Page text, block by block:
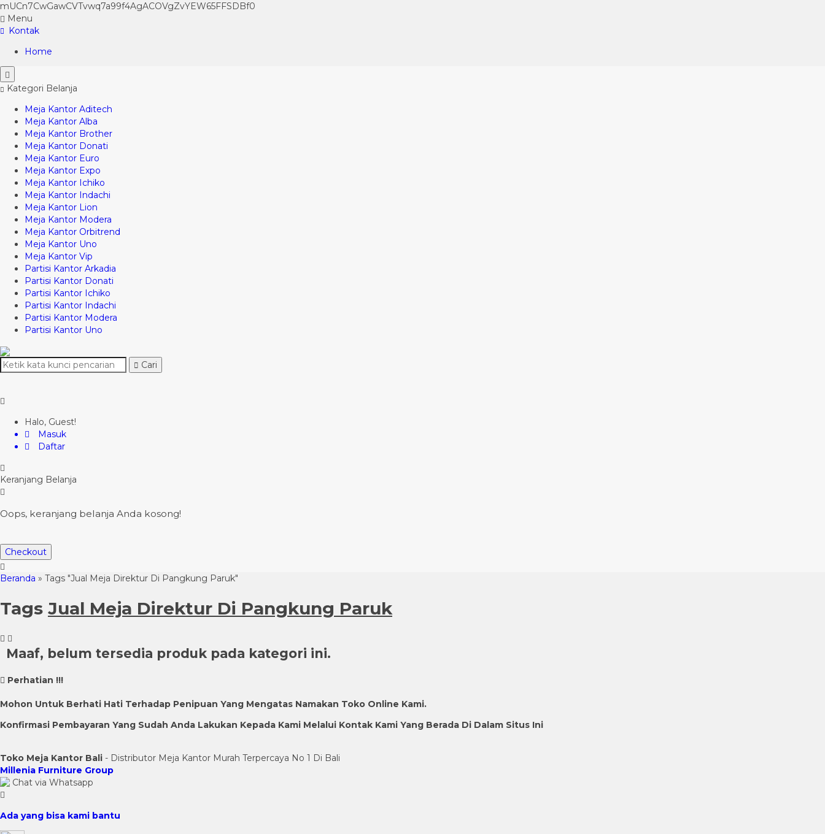
mUCn7CwGawCVTvwq7a99f4AgACOVgZvYEW65FFSDBf0
Menu
Kontak
Home
Kategori Belanja
Meja Kantor Aditech
Meja Kantor Alba
Meja Kantor Brother
Meja Kantor Donati
Meja Kantor Euro
Meja Kantor Expo
Meja Kantor Ichiko
Meja Kantor Indachi
Meja Kantor Lion
Meja Kantor Modera
Meja Kantor Orbitrend
Meja Kantor Uno
Meja Kantor Vip
Partisi Kantor Arkadia
Partisi Kantor Donati
Partisi Kantor Ichiko
Partisi Kantor Indachi
Partisi Kantor Modera
Partisi Kantor Uno
Cari
Halo, Guest!
Masuk
Daftar
Keranjang Belanja
Oops, keranjang belanja Anda kosong!
Checkout
Beranda » Tags "Jual Meja Direktur Di Pangkung Paruk"
Tags Jual Meja Direktur Di Pangkung Paruk
Maaf, belum tersedia produk pada kategori ini.
Perhatian !!!
Mohon Untuk Berhati Hati Terhadap Penipuan Yang Mengatas Namakan Toko Online Kami.
Konfirmasi Pembayaran Yang Sudah Anda Lakukan Kepada Kami Melalui Kontak Kami Yang Berada Di Dalam Situs Ini
Toko Meja Kantor Bali - Distributor Meja Kantor Murah Terpercaya No 1 Di Bali
Millenia Furniture Group
Chat via Whatsapp
Ada yang bisa kami bantu